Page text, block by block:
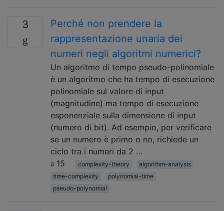
3
Perché non prendere la
rappresentazione unaria dei
numeri negli algoritmi numerici?
Un algoritmo di tempo pseudo-polinomiale
è un algoritmo che ha tempo di esecuzione
polinomiale sul valore di input
(magnitudine) ma tempo di esecuzione
esponenziale sulla dimensione di input
(numero di bit). Ad esempio, per verificare
se un numero è primo o no, richiede un
ciclo tra i numeri da 2 …
15
complexity-theory
algorithm-analysis
time-complexity
polynomial-time
pseudo-polynomial